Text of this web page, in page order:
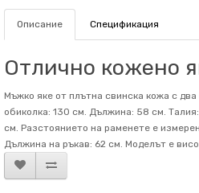
Описание Спецификация
Отлично кожено
Мъжко яке от плътна свинска кожа с
обиколка: 130 см. Дължина: 58 см.
см. Разстоянието на раменете е
Дължина на ръкав: 62 см. Mоделът е